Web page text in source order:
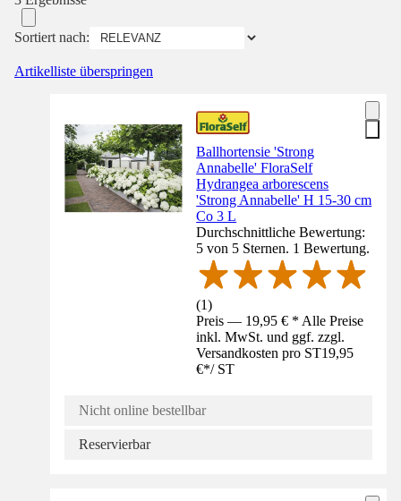
Sortiert nach:
Artikelliste überspringen
Ballhortensie 'Strong
Annabelle' FloraSelf
Hydrangea arborescens
'Strong Annabelle' H 15-30 cm
Co 3 L
Durchschnittliche Bewertung:
5 von 5 Sternen. 1 Bewertung.
(1)
Preis — 19,95 € * Alle Preise
inkl. MwSt. und ggf. zzgl.
Versandkosten pro ST19,95
€*/ ST
Nicht online bestellbar
Reservierbar